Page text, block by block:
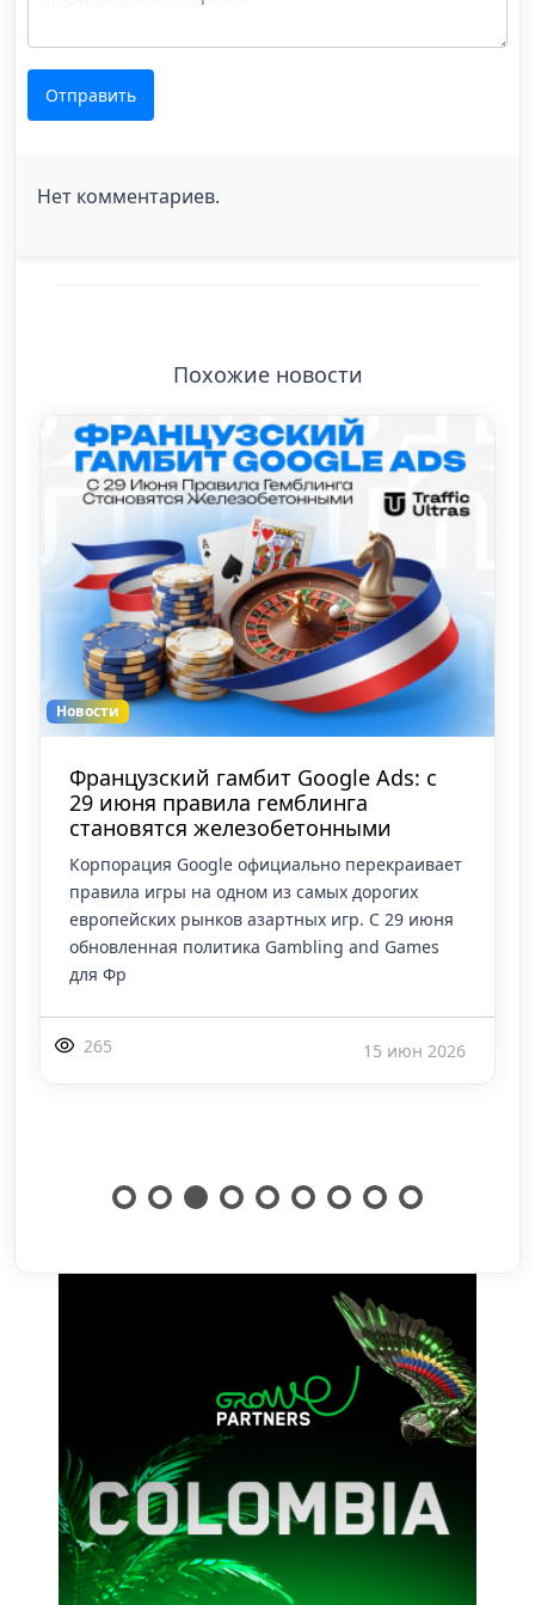
Отправить
Нет комментариев.
Похожие новости
Новости
Британский ICO «сворачивает
лавочку»: Новые правила лишают FB
и Google доступа к личным да
Британский надзорный орган ICO официально
завершил эпоху манипулятивного сбора
данных. Согласно новому регламенту,
платформы обязаны предоставить
пользователям кнопку пол
363 19 мая 2026